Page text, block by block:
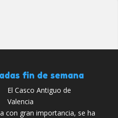
fin de semana
El Casco Antiguo de
Valencia
con gran importancia, se ha